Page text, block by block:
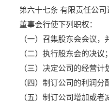
第六十七条 有限责任公司
董事会行使下列职权：
（一）召集股东会会议，
（二）执行股东会的决议；
（三）决定公司的经营计
（四）制订公司的利润分
（五）制订公司增加或